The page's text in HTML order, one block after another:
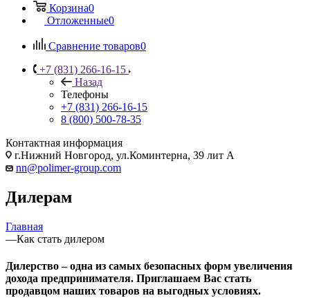
Корзина0
Отложенные0
Сравнение товаров0
+7 (831) 266-16-15
Назад
Телефоны
+7 (831) 266-16-15
8 (800) 500-78-35
Контактная информация
г.Нижний Новгород, ул.Коминтерна, 39 лит А
nn@polimer-group.com
Дилерам
Главная
—Как стать дилером
Дилерство – одна из самых безопасных форм увеличения
дохода предпринимателя. Приглашаем Вас стать
продавцом наших товаров на выгодных условиях.